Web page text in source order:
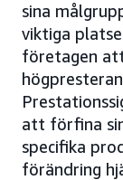
sina
viktiga
företagen
att förfina
specifika
förändring